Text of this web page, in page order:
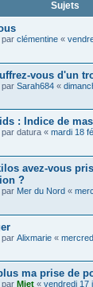
Sujets
par clémentine «
vous d'un
par Sarah684 «
: Indice de
par datura « mardi 18
avez-vous
?
par Mer du Nord «
par Alixmarie «
ma prise de
par Miet « vendredi 17